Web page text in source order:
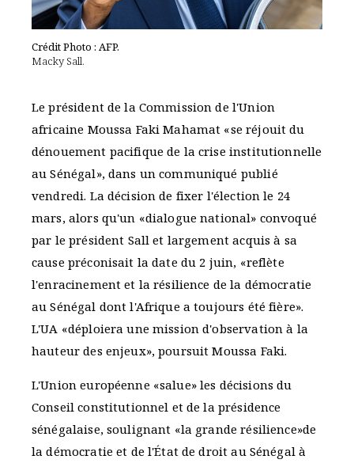
Crédit Photo : AFP.
Macky Sall.
Le président de la Commission de l'Union
africaine Moussa Faki Mahamat «se réjouit du
dénouement pacifique de la crise institutionnelle
au Sénégal», dans un communiqué publié
vendredi. La décision de fixer l'élection le 24
mars, alors qu'un «dialogue national» convoqué
par le président Sall et largement acquis à sa
cause préconisait la date du 2 juin, «reflète
l'enracinement et la résilience de la démocratie
au Sénégal dont l'Afrique a toujours été fière».
L'UA «déploiera une mission d'observation à la
hauteur des enjeux», poursuit Moussa Faki.
L'Union européenne «salue» les décisions du
Conseil constitutionnel et de la présidence
sénégalaise, soulignant «la grande résilience»de
la démocratie et de l'État de droit au Sénégal à